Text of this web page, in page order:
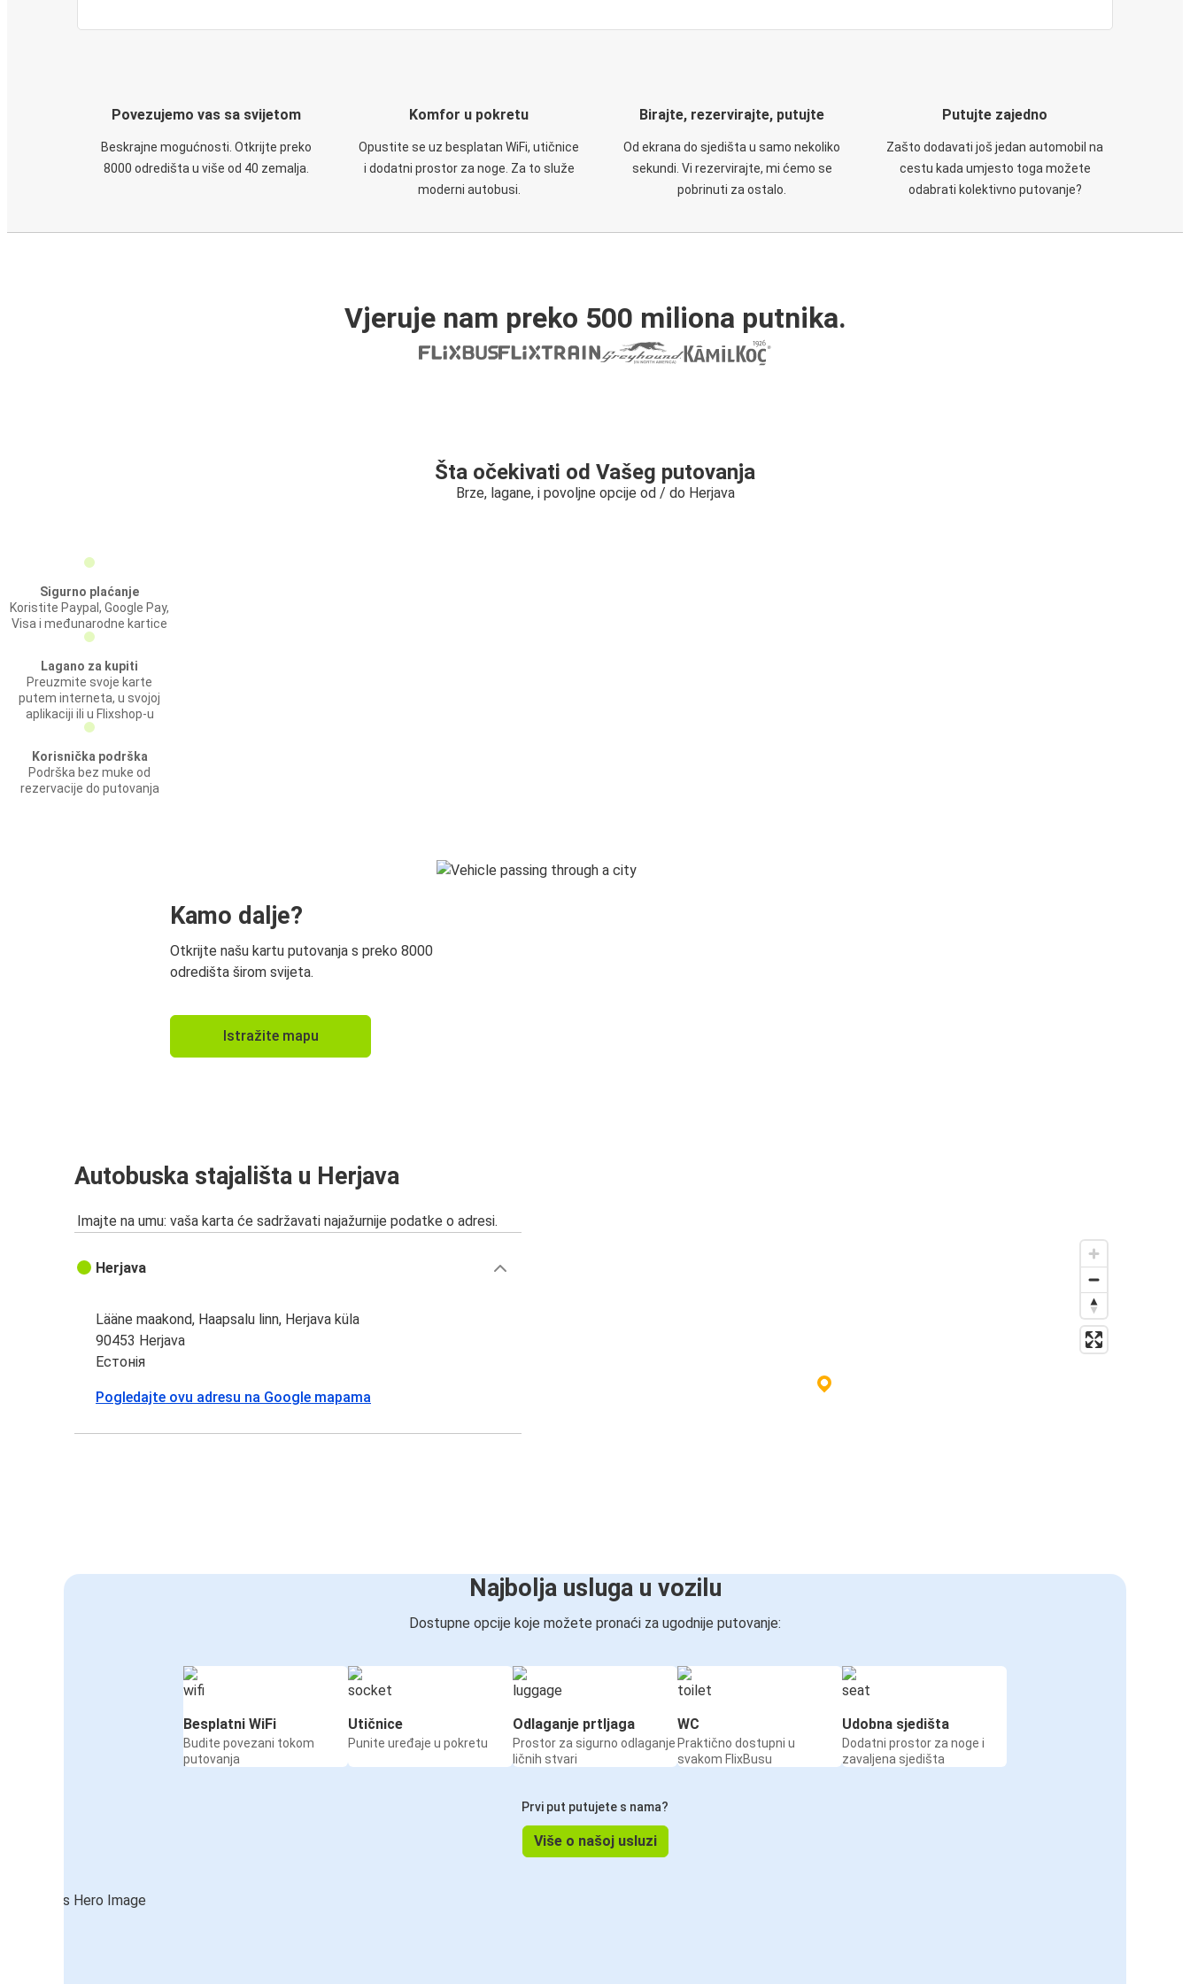
Povezujemo vas sa svijetom
Beskrajne mogućnosti. Otkrijte preko
8000 odredišta u više od 40 zemalja.
Komfor u pokretu
Opustite se uz besplatan WiFi, utičnice
i dodatni prostor za noge. Za to služe
moderni autobusi.
Birajte, rezervirajte, putujte
Od ekrana do sjedišta u samo nekoliko
sekundi. Vi rezervirajte, mi ćemo se
pobrinuti za ostalo.
Putujte zajedno
Zašto dodavati još jedan automobil na
cestu kada umjesto toga možete
odabrati kolektivno putovanje?
Vjeruje nam preko 500 miliona putnika.
Šta očekivati od Vašeg putovanja
Brze, lagane, i povoljne opcije od / do Herjava
Sigurno plaćanje
Koristite Paypal, Google Pay,
Visa i međunarodne kartice
Lagano za kupiti
Preuzmite svoje karte
putem interneta, u svojoj
aplikaciji ili u Flixshop-u
Korisnička podrška
Podrška bez muke od
rezervacije do putovanja
Kamo dalje?
Otkrijte našu kartu putovanja s preko 8000
odredišta širom svijeta.
Istražite mapu
Autobuska stajališta u Herjava
Imajte na umu: vaša karta će sadržavati najažurnije podatke o adresi.
Herjava
Lääne maakond, Haapsalu linn, Herjava küla
90453 Herjava
Естонія
Pogledajte ovu adresu na Google mapama
Najbolja usluga u vozilu
Dostupne opcije koje možete pronaći za ugodnije putovanje:
Besplatni WiFi
Budite povezani tokom
putovanja
Utičnice
Punite uređaje u pokretu
Odlaganje prtljaga
Prostor za sigurno odlaganje
ličnih stvari
WC
Praktično dostupni u
svakom FlixBusu
Udobna sjedišta
Dodatni prostor za noge i
zavaljena sjedišta
Prvi put putujete s nama?
Više o našoj usluzi